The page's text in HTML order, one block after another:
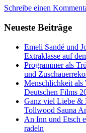
&
Genuss
dem
Winter-
Tollwood
Schreibe einen
Neueste Beiträge
Emeli Sandé und
Extraklasse auf
Programmer als
und
Menschlichkeit als
Deutschen Films
Ganz viel Liebe &
Tollwood Sauna
An Inn und Etsch
radeln